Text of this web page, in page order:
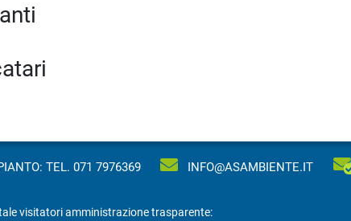
TEL. 071 7976369 INFO@ASAMBIENTE.IT
visitatori amministrazione trasparente: